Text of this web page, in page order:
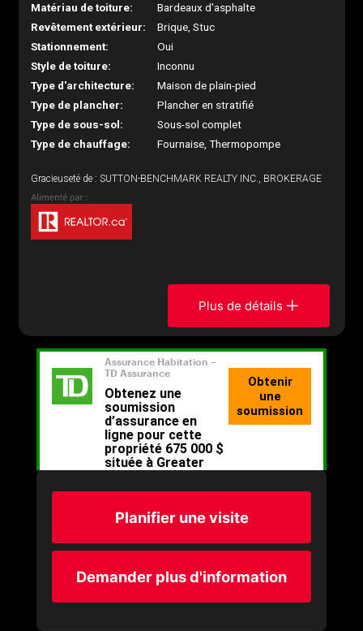
Matériau de toiture:
Bardeaux d'asphalte
Revêtement extérieur:
Brique, Stuc
Stationnement:
Oui
Style de toiture:
Inconnu
Type d'architecture:
Maison de plain-pied
Type de plancher:
Plancher en stratifié
Type de sous-sol:
Sous-sol complet
Type de chauffage:
Fournaise, Thermopompe
Gracieuseté de : SUTTON-BENCHMARK REALTY INC., BROKERAGE
Plus de détails
Planifier une visite
Demander plus d'information